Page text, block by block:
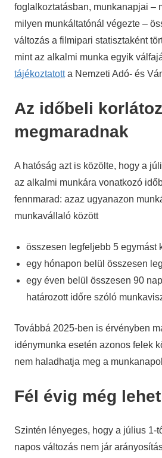
foglalkoztatásban, munkanapjai –
milyen munkáltatónál végezte –
változás a filmipari statisztaként
mint az alkalmi munka egyik
tájékoztatotta Nemzeti Adó- és
Az időbeli
megmaradnak
A hatóság azt is közölte, hogy a
az alkalmi munkára vonatkozó
fennmarad: azaz ugyanazon
munkavállaló között
összesen legfeljebb 5 egymást
egy hónapon belül összesen
egy éven belül összesen 90
határozott időre szóló
Továbbá 2025-ben is érvényben
idénymunka esetén azonos felek
nem haladhatja meg a
Fél évig még
Szintén lényeges, hogy a július 1-
napos változás nem jár